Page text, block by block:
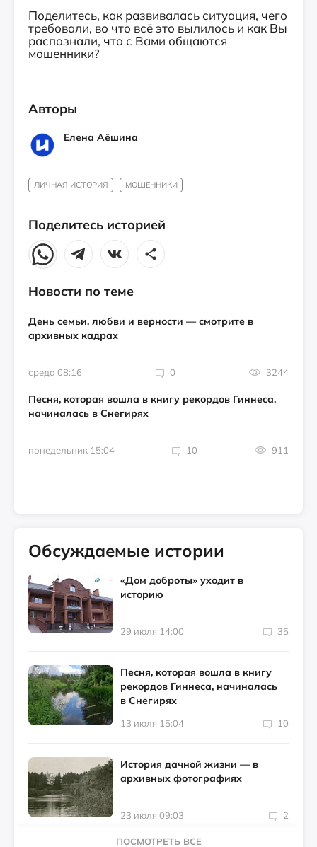
Поделитесь, как развивалась ситуация, чего
требовали, во что всё это вылилось и как Вы
распознали, что с Вами общаются
мошенники?
Авторы
Елена Аёшина
ЛИЧНАЯ ИСТОРИЯ МОШЕННИКИ
Поделитесь историей
Новости по теме
День семьи, любви и верности — смотрите в
архивных кадрах
среда 08:16 0 3244
Песня, которая вошла в книгу рекордов Гиннеса,
начиналась в Снегирях
понедельник 15:04 10 911
Обсуждаемые истории
«Дом доброты» уходит в
историю
29 июля 14:00 35
Песня, которая вошла в книгу
рекордов Гиннеса, начиналась
в Снегирях
13 июля 15:04 10
История дачной жизни — в
архивных фотографиях
23 июля 09:03 2
ПОСМОТРЕТЬ ВСЕ